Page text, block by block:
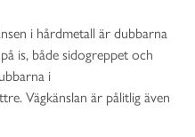
i hårdmetall är dubbarna
is, både sidogreppet och
i
Vägkänslan är pålitlig även